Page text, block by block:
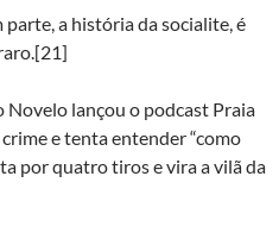
a história da socialite, é
Novelo lançou o podcast Praia
e tenta entender “como
por quatro tiros e vira a vilã da